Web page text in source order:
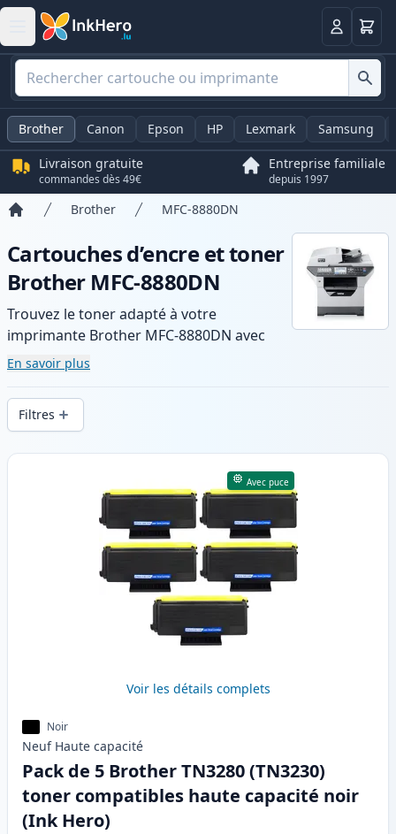
Panier
Brother Canon Epson HP Lexmark Samsung
Livraison gratuite
commandes dès 49€
Entreprise familiale
depuis 1997
Brother MFC-8880DN
Cartouches d’encre et toner
Brother MFC-8880DN
Trouvez le toner adapté à votre
imprimante Brother MFC-8880DN avec
notre gamme de cartouches compatibles
et haute capacité. Profitez d’une qualité
d’impression constante et d’une livraison
rapide depuis un stock local en .
En savoir plus
Filtres
Produits
Avec puce
Voir les détails complets
Noir
Neuf Haute capacité
Pack de 5 Brother TN3280 (TN3230)
toner compatibles haute capacité noir
(Ink Hero)